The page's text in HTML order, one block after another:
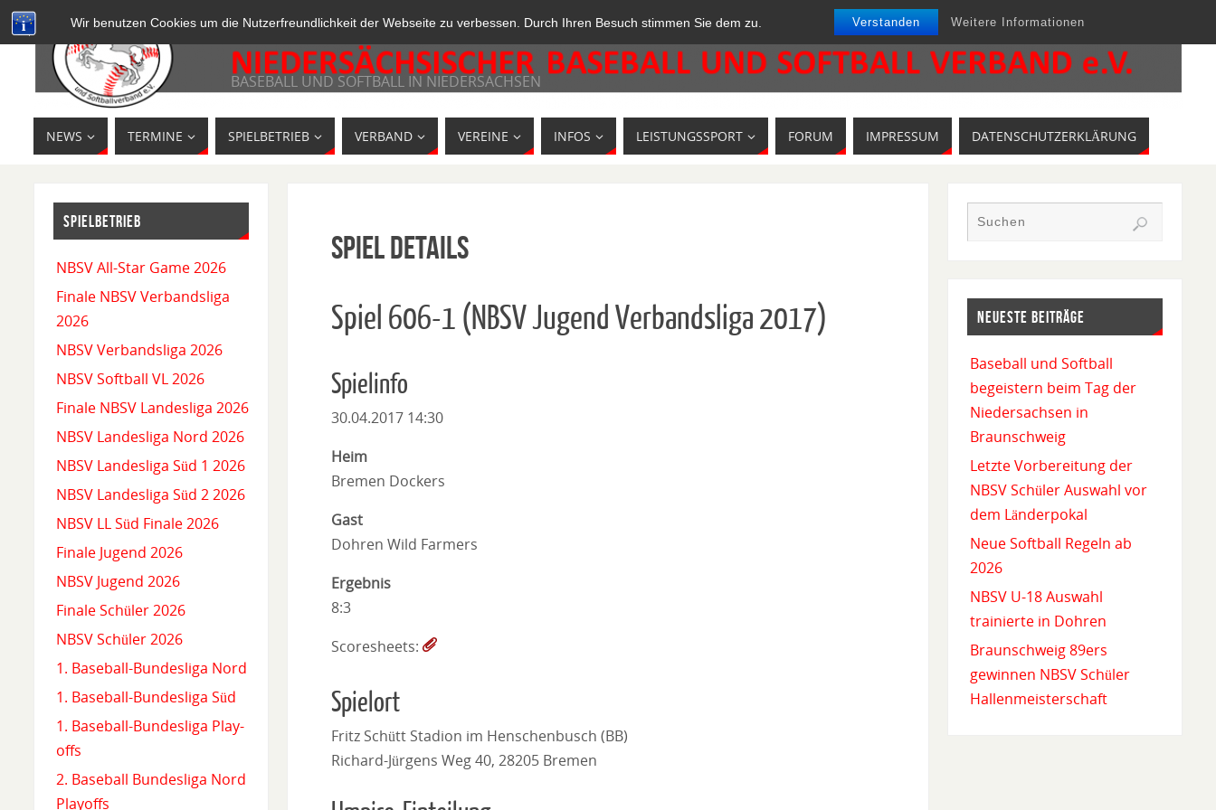
Wir benutzen Cookies um die Nutzerfreundlichkeit der Webseite zu verbessen. Durch Ihren Besuch stimmen Sie dem zu. Verstanden Weitere Informationen
BASEBALL UND SOFTBALL IN NIEDERSACHSEN
NEWS TERMINE SPIELBETRIEB VERBAND VEREINE INFOS LEISTUNGSSPORT FORUM IMPRESSUM DATENSCHUTZERKLÄRUNG
Spiel Details
Spiel 606-1 (NBSV Jugend Verbandsliga 2017)
Spielinfo
30.04.2017 14:30
Heim
Bremen Dockers
Gast
Dohren Wild Farmers
Ergebnis
8:3
Scoresheets:
Spielort
Fritz Schütt Stadion im Henschenbusch (BB)
Richard-Jürgens Weg 40, 28205 Bremen
SPIELBETRIEB
NBSV All-Star Game 2026
Finale NBSV Verbandsliga
2026
NBSV Verbandsliga 2026
NBSV Softball VL 2026
Finale NBSV Landesliga 2026
NBSV Landesliga Nord 2026
NBSV Landesliga Süd 1 2026
NBSV Landesliga Süd 2 2026
NBSV LL Süd Finale 2026
Finale Jugend 2026
NBSV Jugend 2026
Finale Schüler 2026
NBSV Schüler 2026
1. Baseball-Bundesliga Nord
1. Baseball-Bundesliga Süd
1. Baseball-Bundesliga Play-
offs
2. Baseball Bundesliga Nord
Playoffs
NEUESTE BEITRÄGE
Baseball und Softball
begeistern beim Tag der
Niedersachsen in
Braunschweig
Letzte Vorbereitung der
NBSV Schüler Auswahl vor
dem Länderpokal
Neue Softball Regeln ab
2026
NBSV U-18 Auswahl
trainierte in Dohren
Braunschweig 89ers
gewinnen NBSV Schüler
Hallenmeisterschaft